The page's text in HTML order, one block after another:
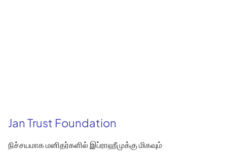
Jan Trust Foundation
நிச்சயமாக மனிதர்களில் இப்ராஹீமுக்கு மிகவும்